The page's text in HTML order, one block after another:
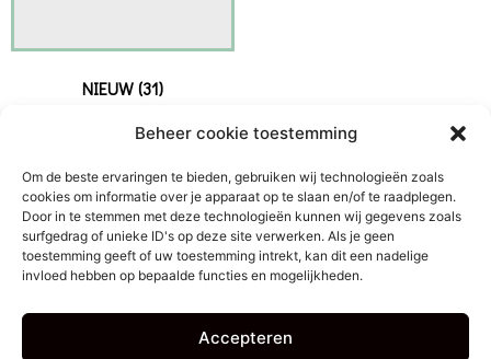
Beheer cookie toestemming
Om de beste ervaringen te bieden, gebruiken wij technologieën zoals
cookies om informatie over je apparaat op te slaan en/of te raadplegen.
Door in te stemmen met deze technologieën kunnen wij gegevens zoals
surfgedrag of unieke ID's op deze site verwerken. Als je geen
toestemming geeft of uw toestemming intrekt, kan dit een nadelige
invloed hebben op bepaalde functies en mogelijkheden.
Accepteren
NIEUW(31)
Cadeaubon bestellen